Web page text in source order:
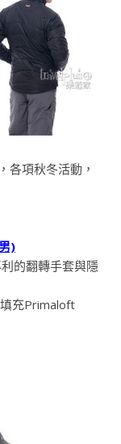
各項秋冬活動，
)
的翻轉手套與隱
充Primaloft